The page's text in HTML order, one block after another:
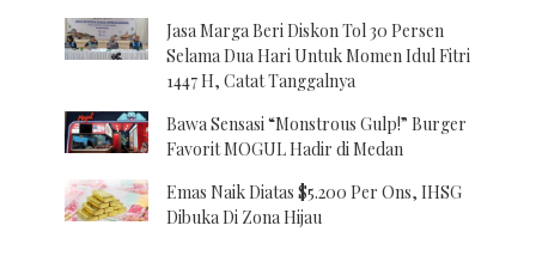
Jasa Marga Beri Diskon Tol 30 Persen
Selama Dua Hari Untuk Momen Idul Fitri
1447 H, Catat Tanggalnya
Bawa Sensasi “Monstrous Gulp!” Burger
Favorit MOGUL Hadir di Medan
Emas Naik Diatas $5.200 Per Ons, IHSG
Dibuka Di Zona Hijau